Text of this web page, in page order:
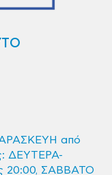
από
ΔΕΥΤΕΡΑ-
20:00, ΣΑΒΒΑΤΟ